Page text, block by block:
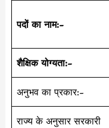
पदों का नाम:-
शैक्षिक योग्यता:-
अनुभव का प्रकार:-
राज्य के अनुसार सरकारी